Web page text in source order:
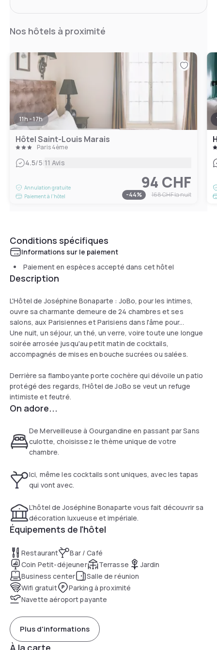
Nos hôtels à proximité
11h - 17h
Hôtel Saint-Louis Marais
Paris 4ème
4.5/5|11 Avis
Annulation gratuite
Paiement à l'hôtel
94 CHF
-44% 168 CHFla nuit
Conditions spécifiques
Informations sur le paiement
Paiement en espèces accepté dans cet hôtel
Description
L'Hôtel de Joséphine Bonaparte : JoBo, pour les intimes,
ouvre sa charmante demeure de 24 chambres et ses
salons, aux Parisiennes et Parisiens dans l'âme pour...
Une nuit, un séjour, un thé, un verre, voire toute une longue
soirée arrosée jusqu'au petit matin de cocktails,
accompagnés de mises en bouche sucrées ou salées.
Derrière sa flamboyante porte cochère qui dévoile un patio
protégé des regards, l'Hôtel de JoBo se veut un refuge
intimiste et feutré.
On adore...
De Merveilleuse à Gourgandine en passant par Sans
culotte, choisissez le thème unique de votre
chambre.
Ici, même les cocktails sont uniques, avec les tapas
qui vont avec.
L’hôtel de Joséphine Bonaparte vous fait découvrir sa
décoration luxueuse et impériale.
Équipements de l'hôtel
Restaurant
Bar / Café
Coin Petit-déjeuner
Terrasse
Jardin
Business center
Salle de réunion
Wifi gratuit
Parking à proximité
Navette aéroport payante
Plus d'informations
À la carte